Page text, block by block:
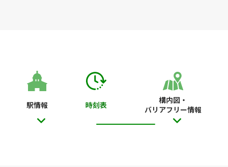
駅情報 時刻表
構内図・
バリアフリー情報